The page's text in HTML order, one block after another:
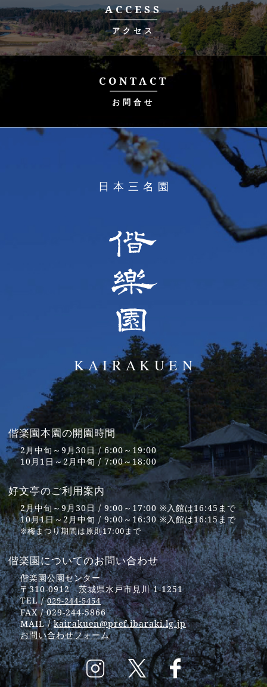
ACCESS
アクセス
CONTACT
お問合せ
偕楽園本園の開園時間
2月中旬～9月30日 / 6:00～19:00
10月1日～2月中旬 / 7:00～18:00
好文亭のご利用案内
2月中旬～9月30日 / 9:00～17:00 ※入館は16:45まで
10月1日～2月中旬 / 9:00～16:30 ※入館は16:15まで
※梅まつり期間は原則17:00まで
偕楽園についてのお問い合わせ
偕楽園公園センター
〒310-0912 茨城県水戸市見川 1-1251
TEL /029-244-5454
FAX / 029-244-5866
MAIL /kairakuen@pref.ibaraki.lg.jp
お問い合わせフォーム